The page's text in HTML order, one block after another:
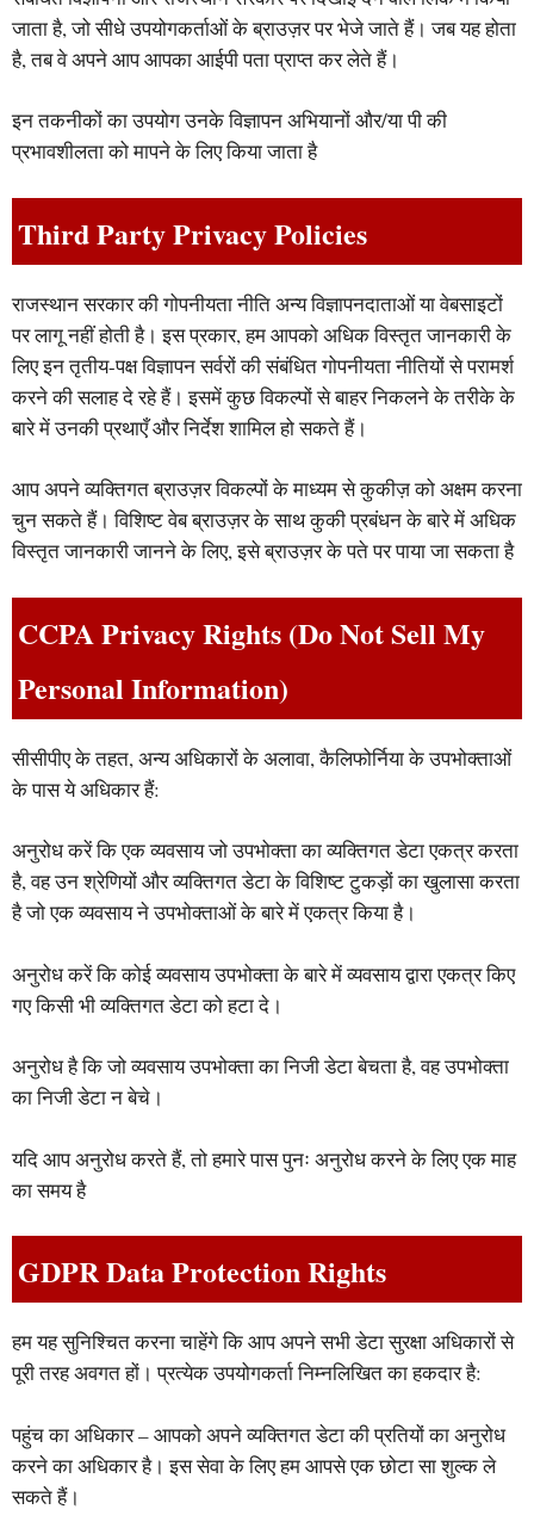
जाता है, जो सीधे उपयोगकर्ताओं के ब्राउज़र पर भेजे जाते हैं। जब यह होता
है, तब वे अपने आप आपका आईपी पता प्राप्त कर लेते हैं।
इन तकनीकों का उपयोग उनके विज्ञापन अभियानों और/या पी की
प्रभावशीलता को मापने के लिए किया जाता है
Third Party Privacy Policies
राजस्थान सरकार की गोपनीयता नीति अन्य विज्ञापनदाताओं या वेबसाइटों
पर लागू नहीं होती है। इस प्रकार, हम आपको अधिक विस्तृत जानकारी के
लिए इन तृतीय-पक्ष विज्ञापन सर्वरों की संबंधित गोपनीयता नीतियों से परामर्श
करने की सलाह दे रहे हैं। इसमें कुछ विकल्पों से बाहर निकलने के तरीके के
बारे में उनकी प्रथाएँ और निर्देश शामिल हो सकते हैं।
आप अपने व्यक्तिगत ब्राउज़र विकल्पों के माध्यम से कुकीज़ को अक्षम करना
चुन सकते हैं। विशिष्ट वेब ब्राउज़र के साथ कुकी प्रबंधन के बारे में अधिक
विस्तृत जानकारी जानने के लिए, इसे ब्राउज़र के पते पर पाया जा सकता है
CCPA Privacy Rights (Do Not Sell My
Personal Information)
सीसीपीए के तहत, अन्य अधिकारों के अलावा, कैलिफोर्निया के उपभोक्ताओं
के पास ये अधिकार हैं:
अनुरोध करें कि एक व्यवसाय जो उपभोक्ता का व्यक्तिगत डेटा एकत्र करता
है, वह उन श्रेणियों और व्यक्तिगत डेटा के विशिष्ट टुकड़ों का खुलासा करता
है जो एक व्यवसाय ने उपभोक्ताओं के बारे में एकत्र किया है।
अनुरोध करें कि कोई व्यवसाय उपभोक्ता के बारे में व्यवसाय द्वारा एकत्र किए
गए किसी भी व्यक्तिगत डेटा को हटा दे।
अनुरोध है कि जो व्यवसाय उपभोक्ता का निजी डेटा बेचता है, वह उपभोक्ता
का निजी डेटा न बेचे।
यदि आप अनुरोध करते हैं, तो हमारे पास पुनः अनुरोध करने के लिए एक माह
का समय है
GDPR Data Protection Rights
हम यह सुनिश्चित करना चाहेंगे कि आप अपने सभी डेटा सुरक्षा अधिकारों से
पूरी तरह अवगत हों। प्रत्येक उपयोगकर्ता निम्नलिखित का हकदार है:
पहुंच का अधिकार – आपको अपने व्यक्तिगत डेटा की प्रतियों का अनुरोध
करने का अधिकार है। इस सेवा के लिए हम आपसे एक छोटा सा शुल्क ले
सकते हैं।